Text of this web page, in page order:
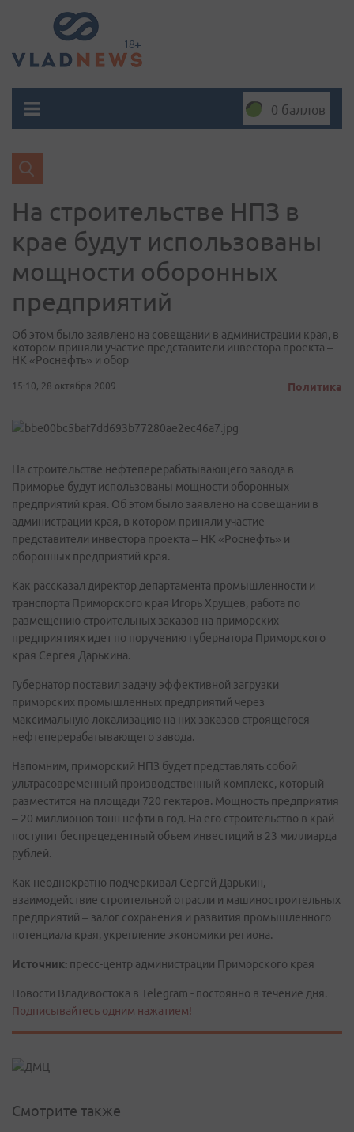
0 баллов
На строительстве НПЗ в
крае будут использованы
мощности оборонных
предприятий
Об этом было заявлено на совещании в администрации края, в
котором приняли участие представители инвестора проекта –
НК «Роснефть» и обор
15:10, 28 октября 2009 Политика
На строительстве нефтеперерабатывающего завода в
Приморье будут использованы мощности оборонных
предприятий края. Об этом было заявлено на совещании в
администрации края, в котором приняли участие
представители инвестора проекта – НК «Роснефть» и
оборонных предприятий края.
Как рассказал директор департамента промышленности и
транспорта Приморского края Игорь Хрущев, работа по
размещению строительных заказов на приморских
предприятиях идет по поручению губернатора Приморского
края Сергея Дарькина.
Губернатор поставил задачу эффективной загрузки
приморских промышленных предприятий через
максимальную локализацию на них заказов строящегося
нефтеперерабатывающего завода.
Напомним, приморский НПЗ будет представлять собой
ультрасовременный производственный комплекс, который
разместится на площади 720 гектаров. Мощность предприятия
– 20 миллионов тонн нефти в год. На его строительство в край
поступит беспрецедентный объем инвестиций в 23 миллиарда
рублей.
Как неоднократно подчеркивал Сергей Дарькин,
взаимодействие строительной отрасли и машиностроительных
предприятий – залог сохранения и развития промышленного
потенциала края, укрепление экономики региона.
Источник: пресс-центр администрации Приморского края
Новости Владивостока в Telegram - постоянно в течение дня.
Подписывайтесь одним нажатием!
Смотрите также